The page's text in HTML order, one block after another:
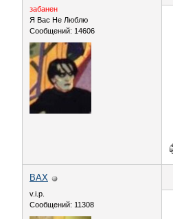
забанен
Я Вас Не Люблю
Сообщений: 14606
ВАХ
v.i.p.
Сообщений: 11308